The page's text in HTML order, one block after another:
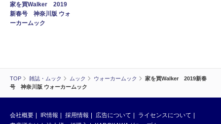
TOP 雑誌・ムック ムック ウォーカームック
家を買Walker 2019新春
号 神奈川版 ウォーカームック
家を買Walker 2019
新春号 神奈川版 ウォ
ーカームック
会社概要 IR情報 採用情報 広告について
ライセンスについて